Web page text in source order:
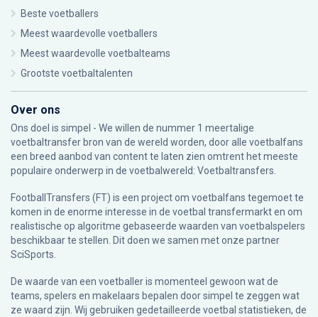
Beste voetballers
Meest waardevolle voetballers
Meest waardevolle voetbalteams
Grootste voetbaltalenten
Over ons
Ons doel is simpel - We willen de nummer 1 meertalige
voetbaltransfer bron van de wereld worden, door alle voetbalfans
een breed aanbod van content te laten zien omtrent het meeste
populaire onderwerp in de voetbalwereld: Voetbaltransfers.
FootballTransfers (FT) is een project om voetbalfans tegemoet te
komen in de enorme interesse in de voetbal transfermarkt en om
realistische op algoritme gebaseerde waarden van voetbalspelers
beschikbaar te stellen. Dit doen we samen met onze partner
SciSports
De waarde van een voetballer is momenteel gewoon wat de
teams, spelers en makelaars bepalen door simpel te zeggen wat
ze waard zijn. Wij gebruiken gedetailleerde voetbal statistieken, de